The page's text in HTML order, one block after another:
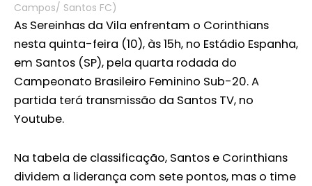
Campos/ Santos FC)
As Sereinhas da Vila enfrentam o Corinthians
nesta quinta-feira (10), às 15h, no Estádio Espanha,
em Santos (SP), pela quarta rodada do
Campeonato Brasileiro Feminino Sub-20. A
partida terá transmissão da Santos TV, no
Youtube.
Na tabela de classificação, Santos e Corinthians
dividem a liderança com sete pontos, mas o time